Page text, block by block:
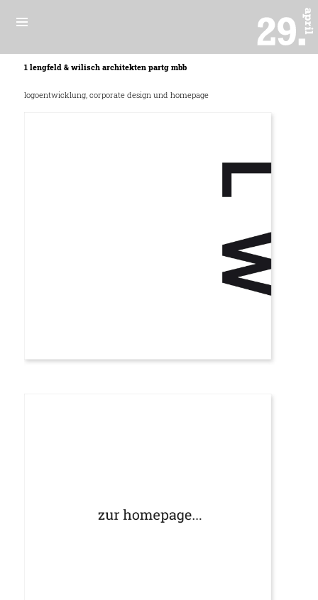
1 lengfeld & wilisch architekten partg mbb
logoentwicklung, corporate design und homepage